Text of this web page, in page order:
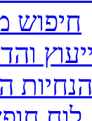
חיפוש
ייעוץ
הנחיות